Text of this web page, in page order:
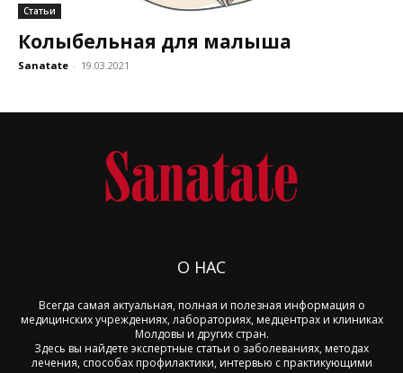
Статьи
Колыбельная для малыша
Sanatate - 19.03.2021
О НАС
Всегда самая актуальная, полная и полезная информация о
медицинских учреждениях, лабораториях, медцентрах и клиниках
Молдовы и других стран.
Здесь вы найдете экспертные статьи о заболеваниях, методах
лечения, способах профилактики, интервью с практикующими